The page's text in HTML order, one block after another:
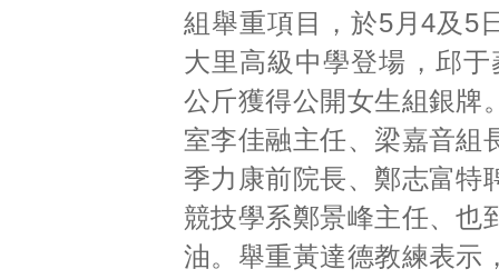
組舉重項目，於5月4及5
大里高級中學登場，邱于
公斤獲得公開女生組銀牌
室李佳融主任、梁嘉音組
季力康前院長、鄭志富特
競技學系鄭景峰主任、也
油。舉重黃達德教練表示